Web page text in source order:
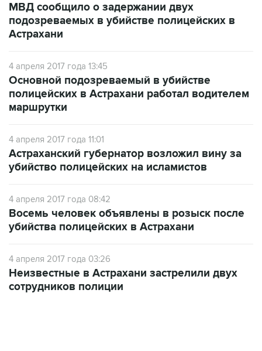
МВД сообщило о задержании двух
подозреваемых в убийстве полицейских в
Астрахани
4 апреля 2017 года 13:45
Основной подозреваемый в убийстве
полицейских в Астрахани работал водителем
маршрутки
4 апреля 2017 года 11:01
Астраханский губернатор возложил вину за
убийство полицейских на исламистов
4 апреля 2017 года 08:42
Восемь человек объявлены в розыск после
убийства полицейских в Астрахани
4 апреля 2017 года 03:26
Неизвестные в Астрахани застрелили двух
сотрудников полиции